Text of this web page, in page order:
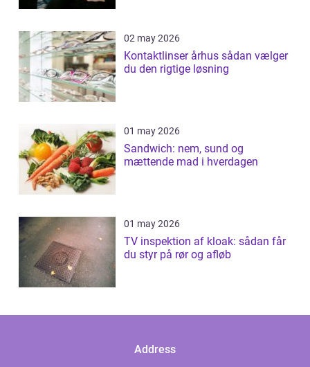
02 may 2026
Kontaktlinser århus sådan vælger
du den rigtige løsning
01 may 2026
Sandwich: nem, sund og
mættende mad i hverdagen
01 may 2026
TV inspektion af kloak: sådan får
du styr på rør og afløb
Address